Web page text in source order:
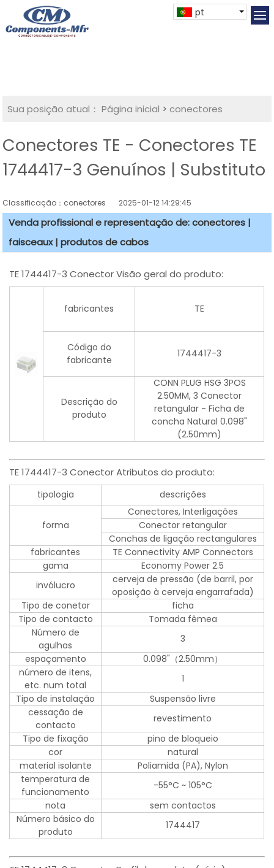
pt
Sua posição atual： Página inicial >conectores
Conectores TE - Conectores TE
1744417-3 Genuínos | Substituto
Classificação：conectores 2025-01-12 14:29:45
Venda profissional e representação de: conectores |
faisceaux | produtos de cabos
TE 1744417-3 Conector Visão geral do produto:
fabricantes TE
Código do
fabricante
1744417-3
Descrição do
produto
CONN PLUG HSG 3POS
2.50MM, 3 Conector
retangular - Ficha de
concha Natural 0.098"
(2.50mm)
TE 1744417-3 Conector Atributos do produto:
tipologia descrições
forma
Conectores, Interligações
Conector retangular
Conchas de ligação rectangulares
fabricantes
TE Connectivity AMP Connectors
gama
Economy Power 2.5
invólucro
cerveja de pressão (de barril, por
oposição à cerveja engarrafada)
Tipo de conetor
ficha
Tipo de contacto
Tomada fêmea
Número de
agulhas
3
espaçamento
0.098"（2.50mm）
número de itens,
etc. num total
1
Tipo de instalação
Suspensão livre
cessação de
contacto
revestimento
Tipo de fixação
pino de bloqueio
cor
natural
material isolante
Poliamida (PA), Nylon
temperatura de
funcionamento
-55°C ~ 105°C
nota
sem contactos
Número básico do
produto
1744417